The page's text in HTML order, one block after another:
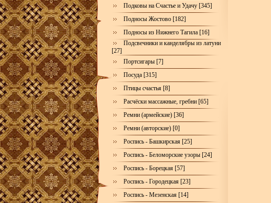
Подковы на Счастье и Удачу [345]
Подносы Жостово [182]
Подносы из Нижнего Тагила [16]
Подсвечники и канделябры из латуни
[27]
Портсигары [7]
Посуда [315]
Птицы счастья [8]
Расчёски массажные, гребни [65]
Ремни (армейские) [36]
Ремни (авторские) [0]
Роспись - Башкирская [25]
Роспись - Беломорские узоры [24]
Роспись - Борецкая [57]
Роспись - Городецкая [23]
Роспись - Мезенская [14]